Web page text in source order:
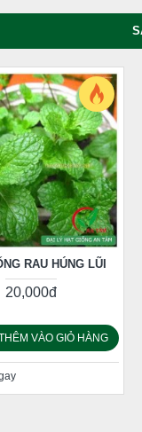
RAU HÚNG LŨI
20,000đ
VÀO GIỎ HÀNG